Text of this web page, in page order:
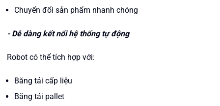
Chuyển đổi sản phẩm nhanh chóng
- Dễ dàng kết nối hệ thống tự động
Robot có thể tích hợp với:
Băng tải cấp liệu
Băng tải pallet